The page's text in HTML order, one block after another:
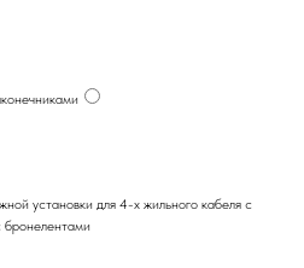
установки для 4-х жильного кабеля с
бронелентами